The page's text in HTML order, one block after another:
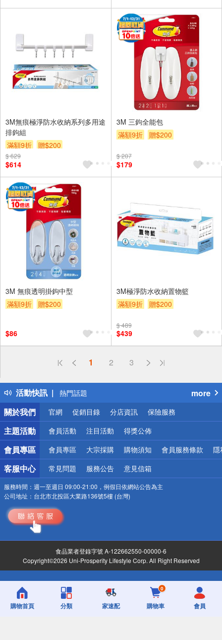
3M無痕極淨防水收納系列多用途
排鉤組
滿額9折
贈$200
$ 629
$614
3M 三鉤全能包
滿額9折
贈$200
$ 207
$179
3M 無痕透明掛鉤中型
滿額9折
贈$200
$86
3M極淨防水收納置物籃
滿額9折
贈$200
$ 489
$439
1 2 3
活動快訊
偏遠地區配送
得獎公告
熱門話題
銀行優惠
偏遠地區配送
詐騙網頁！請小心！
more
關於我們
官網 促銷目錄 分店資訊 保險服務
主題活動 會員活動 注目活動 得獎公佈
會員專區 會員專區 大宗採購 購物須知 會員服務條款 隱
客服中心 常見問題 服務公告 意見信箱
服務時間： 週一至週日 09:00-21:00，例假日依網站公告為主
公司地址： 台北市北投區大業路136號5樓 (台灣)
食品業者登錄字號 A-122662550-00000-6
Copyright©2026 Uni-Prosperity Lifestyle Corp. All Right Reserved
購物首頁 分類 家速配
0
購物車 會員